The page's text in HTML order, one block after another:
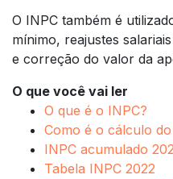
O INPC também é
mínimo, reajustes
e correção do valor da
O que você vai ler
O que é o INPC?
Como é o cálculo
INPC acumulado
Tabela INPC 2022